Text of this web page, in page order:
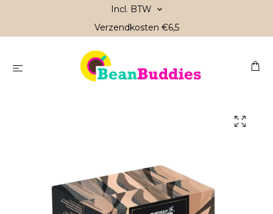
Incl. BTW
Verzendkosten €6,5